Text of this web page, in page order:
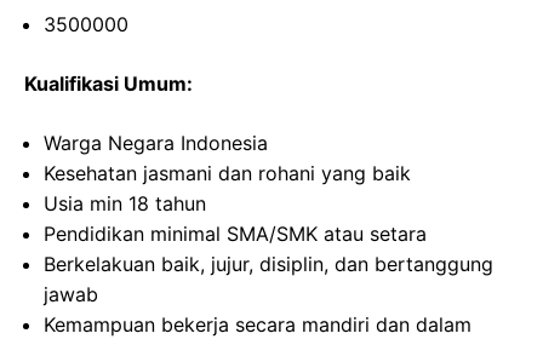
3500000
Kualifikasi Umum:
Warga Negara Indonesia
Kesehatan jasmani dan rohani yang baik
Usia min 18 tahun
Pendidikan minimal SMA/SMK atau setara
Berkelakuan baik, jujur, disiplin, dan bertanggung
jawab
Kemampuan bekerja secara mandiri dan dalam